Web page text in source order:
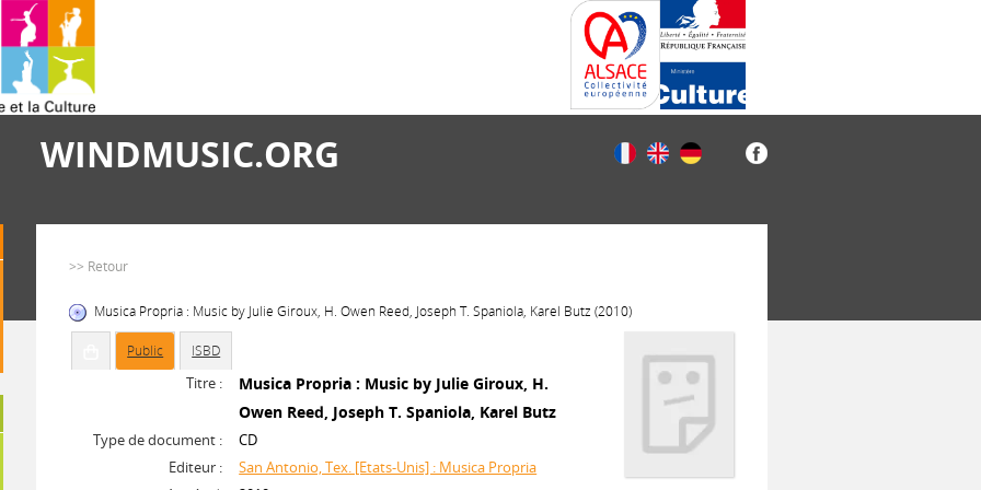
WINDMUSIC.ORG
>> Retour
Musica Propria : Music by Julie Giroux, H. Owen Reed, Joseph T. Spaniola, Karel Butz (2010)
Public ISBD
Titre :
Musica Propria : Music by Julie Giroux, H.
Owen Reed, Joseph T. Spaniola, Karel Butz
Type de document :
CD
Editeur :
San Antonio, Tex. [Etats-Unis] : Musica Propria